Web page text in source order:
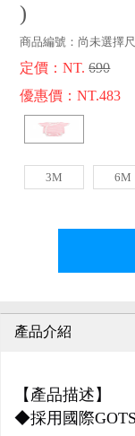
)
商品編號： 尚未選擇
定價：NT.690
優惠價：NT.483
3M 6M
產品介紹
【產品描述】
◆採用國際